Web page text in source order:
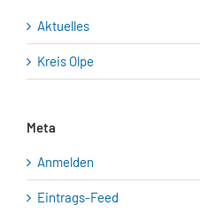
Aktuelles
Kreis Olpe
Meta
Anmelden
Eintrags-Feed